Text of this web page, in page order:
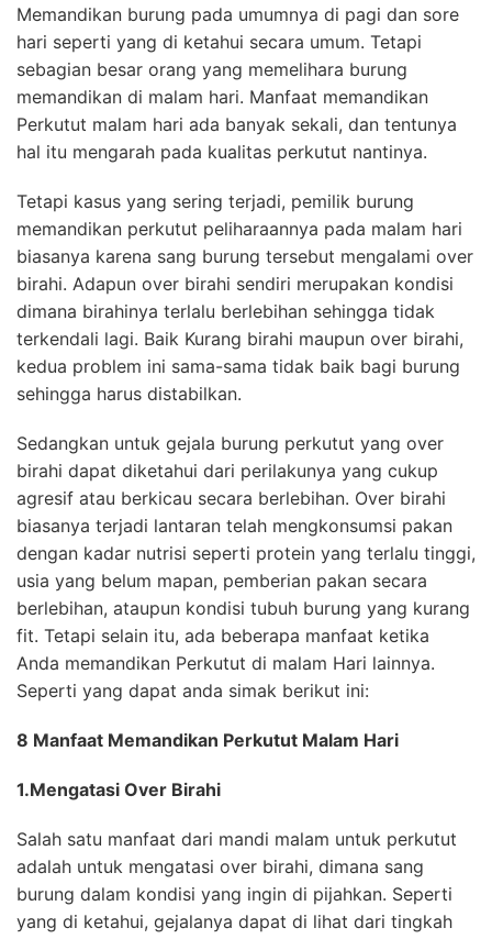
Memandikan burung pada umumnya di pagi dan sore
hari seperti yang di ketahui secara umum. Tetapi
sebagian besar orang yang memelihara burung
memandikan di malam hari. Manfaat memandikan
Perkutut malam hari ada banyak sekali, dan tentunya
hal itu mengarah pada kualitas perkutut nantinya.
Tetapi kasus yang sering terjadi, pemilik burung
memandikan perkutut peliharaannya pada malam hari
biasanya karena sang burung tersebut mengalami over
birahi. Adapun over birahi sendiri merupakan kondisi
dimana birahinya terlalu berlebihan sehingga tidak
terkendali lagi. Baik Kurang birahi maupun over birahi,
kedua problem ini sama-sama tidak baik bagi burung
sehingga harus distabilkan.
Sedangkan untuk gejala burung perkutut yang over
birahi dapat diketahui dari perilakunya yang cukup
agresif atau berkicau secara berlebihan. Over birahi
biasanya terjadi lantaran telah mengkonsumsi pakan
dengan kadar nutrisi seperti protein yang terlalu tinggi,
usia yang belum mapan, pemberian pakan secara
berlebihan, ataupun kondisi tubuh burung yang kurang
fit. Tetapi selain itu, ada beberapa manfaat ketika
Anda memandikan Perkutut di malam Hari lainnya.
Seperti yang dapat anda simak berikut ini:
8 Manfaat Memandikan Perkutut Malam Hari
1.Mengatasi Over Birahi
Salah satu manfaat dari mandi malam untuk perkutut
adalah untuk mengatasi over birahi, dimana sang
burung dalam kondisi yang ingin di pijahkan. Seperti
yang di ketahui, gejalanya dapat di lihat dari tingkah